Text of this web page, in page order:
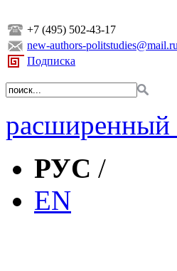
+7 (495) 502-43-17
new-authors-
Подписка
расширенный
РУС /
EN